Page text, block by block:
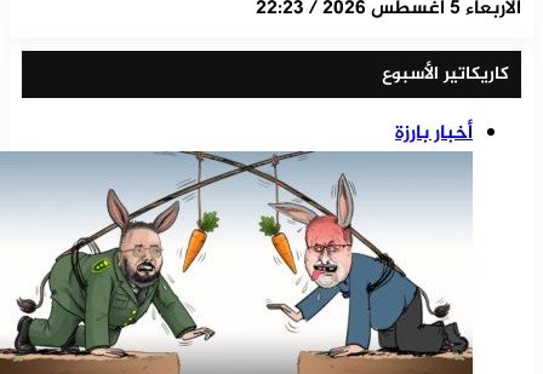
الأربعاء 5 أغسطس 2026 / 22:23
كاريكاتير الأسبوع
أخبار بارزة